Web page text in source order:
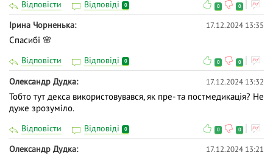
Відповісти Відповіді 0 0 0
Ірина Чорненька 17.12.2024 13:35
Спасибі 🌸
Відповісти Відповіді 0 0 0
Олександр Дудка 17.12.2024 13:32
Тобто тут декса використовувався, як пре- та постмедикація? Не
дуже зрозуміло.
Відповісти Відповіді 0 0 0
Олександр Дудка 17.12.2024 13:21